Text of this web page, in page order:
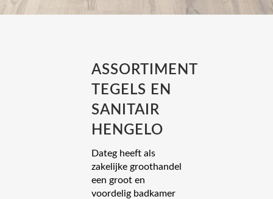
ASSORTIMENT
TEGELS EN
SANITAIR
HENGELO
Dateg heeft als
zakelijke groothandel
een groot en
voordelig badkamer